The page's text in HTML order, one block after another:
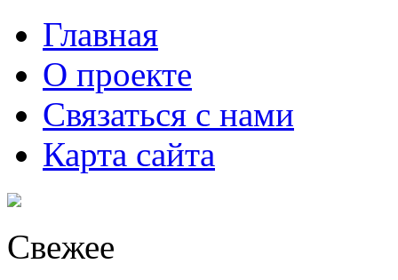
Главная
О проекте
Связаться с нами
Карта сайта
Свежее